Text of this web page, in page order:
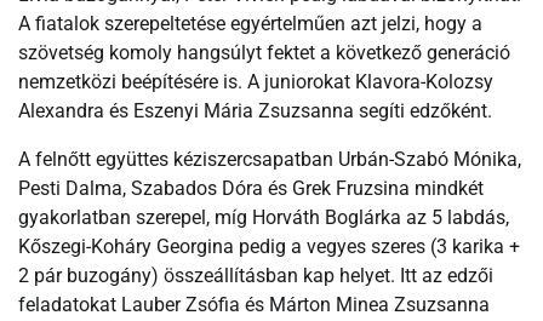
A fiatalok szerepeltetése egyértelműen azt jelzi, hogy a
szövetség komoly hangsúlyt fektet a következő generáció
nemzetközi beépítésére is. A juniorokat Klavora-Kolozsy
Alexandra és Eszenyi Mária Zsuzsanna segíti edzőként.
A felnőtt együttes kéziszercsapatban Urbán-Szabó Mónika,
Pesti Dalma, Szabados Dóra és Grek Fruzsina mindkét
gyakorlatban szerepel, míg Horváth Boglárka az 5 labdás,
Kőszegi-Koháry Georgina pedig a vegyes szeres (3 karika +
2 pár buzogány) összeállításban kap helyet. Itt az edzői
feladatokat Lauber Zsófia és Márton Minea Zsuzsanna